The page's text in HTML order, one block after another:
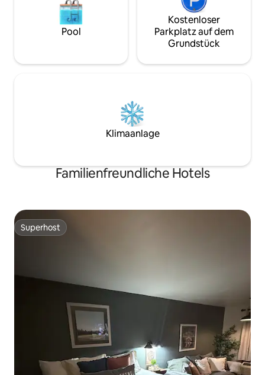
Pool
Kostenloser
Parkplatz auf dem
Grundstück
Klimaanlage
Familienfreundliche Hotels
Superhost
Superhost